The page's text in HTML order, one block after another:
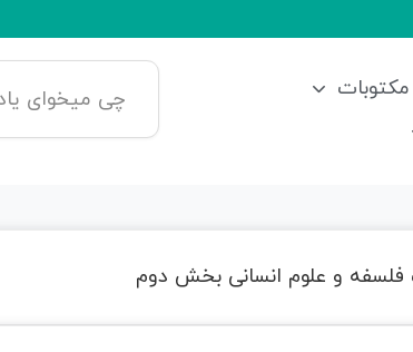
مکتوبات
فلسفه و علوم انسانی بخش دوم